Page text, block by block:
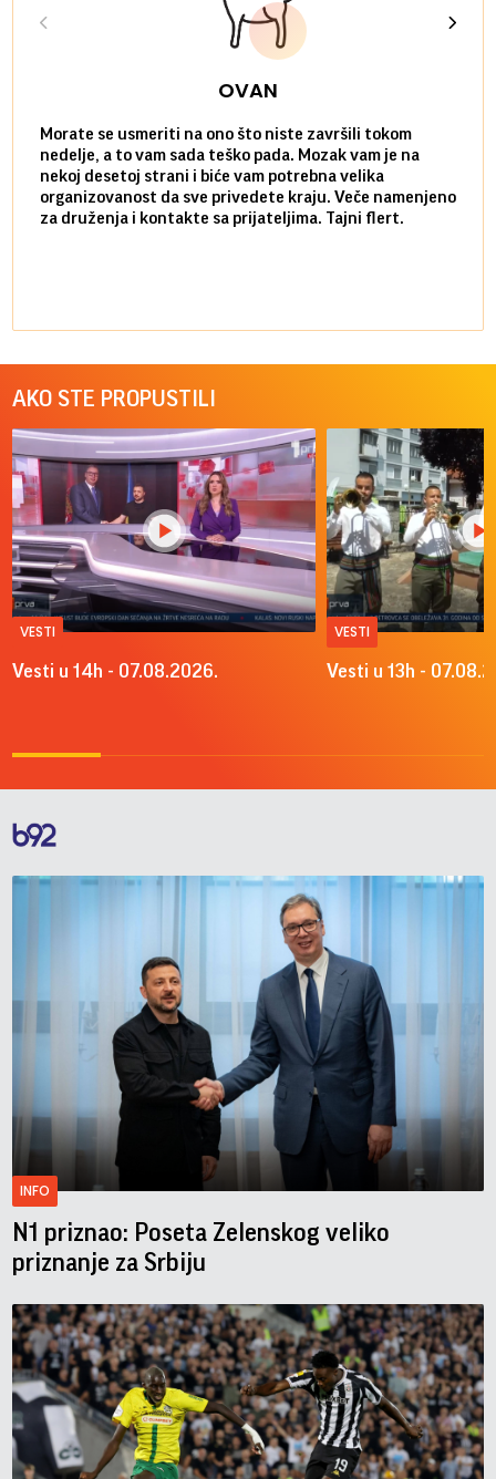
OVAN
Morate se usmeriti na ono što niste završili tokom
nedelje, a to vam sada teško pada. Mozak vam je na
nekoj desetoj strani i biće vam potrebna velika
organizovanost da sve privedete kraju. Veče namenjeno
za druženja i kontakte sa prijateljima. Tajni flert.
AKO STE PROPUSTILI
VESTI
Vesti u 14h - 07.08.2026.
VESTI
Vesti u 13h -
INFO
N1 priznao: Poseta Zelenskog veliko
priznanje za Srbiju